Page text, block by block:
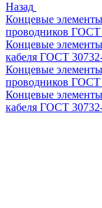
Назад
Концевые
проводников ГОСТ
Концевые
кабеля ГОСТ
Концевые
проводников ГОСТ
Концевые
кабеля ГОСТ